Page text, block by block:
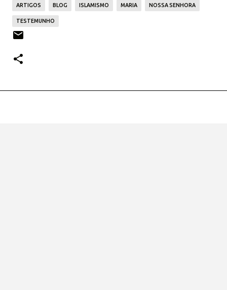
ARTIGOS BLOG ISLAMISMO MARIA NOSSA SENHORA
TESTEMUNHO